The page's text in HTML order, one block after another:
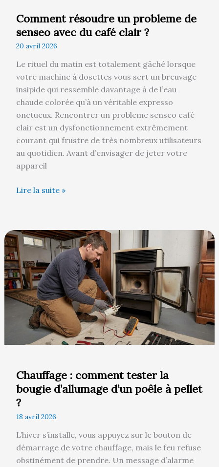
Comment résoudre un probleme de
senseo avec du café clair ?
20 avril 2026
Le rituel du matin est totalement gâché lorsque
votre machine à dosettes vous sert un breuvage
insipide qui ressemble davantage à de l’eau
chaude colorée qu’à un véritable expresso
onctueux. Rencontrer un probleme senseo café
clair est un dysfonctionnement extrêmement
courant qui frustre de très nombreux utilisateurs
au quotidien. Avant d’envisager de jeter votre
appareil
Lire la suite »
Chauffage : comment tester la
bougie d’allumage d’un poêle à pellet
?
18 avril 2026
L’hiver s’installe, vous appuyez sur le bouton de
démarrage de votre chauffage, mais le feu refuse
obstinément de prendre. Un message d’alarme
Chauffage
:
comment
tester
la
bougie
d’allumage
d’un
?